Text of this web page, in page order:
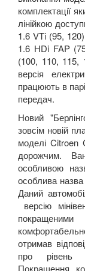
комплектації
лінійкою
1.6 VTi (95,
1.6 HDi FAP
(100, 110, 115,
версія
працюють в
передач.
Новий
зовсім новій
моделі Citroen
дорожчим.
особливою
особлива
Даний
версію
отримав
про рівень
Покращення